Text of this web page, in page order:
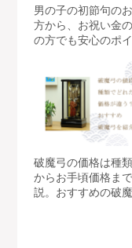
男の子の初節句の
方から、お祝い金
の方でも安心のポ
破魔弓の価格は種
からお手頃価格ま
説。おすすめの破